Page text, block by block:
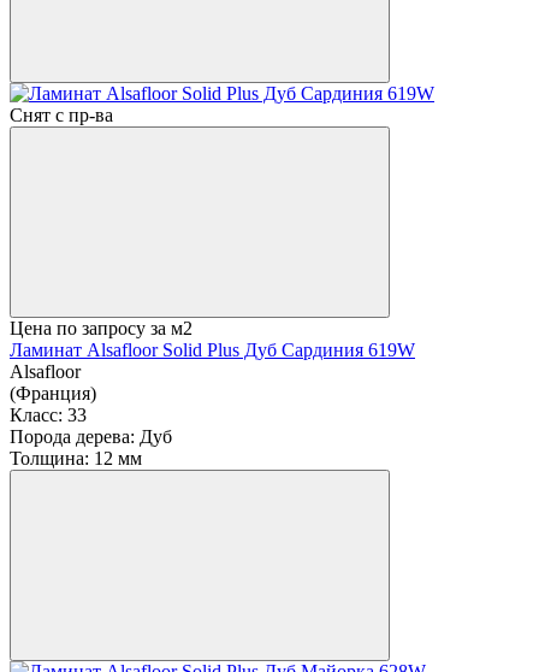
Снят с пр-ва
Цена по запросу за м2
Ламинат Alsafloor Solid Plus Дуб Сардиния 619W
Alsafloor
(Франция)
Класс: 33
Порода дерева: Дуб
Толщина: 12 мм